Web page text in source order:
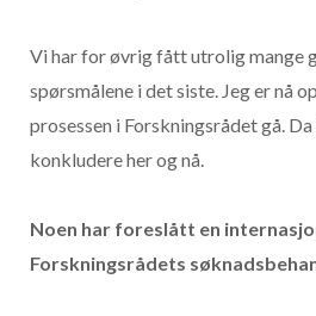
Vi har for øvrig fått utrolig mange
spørsmålene i det siste. Jeg er nå
prosessen i Forskningsrådet gå.
konkludere her og nå.
Noen har foreslått en
Forskningsrådets